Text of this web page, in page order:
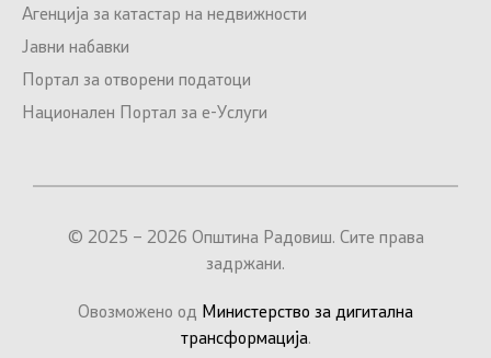
Агенција за катастар на недвижности
Јавни набавки
Портал за отворени податоци
Национален Портал за е-Услуги
© 2025 – 2026 Општина Радовиш. Сите права
задржани.
Овозможено од Министерство за дигитална
трансформација.